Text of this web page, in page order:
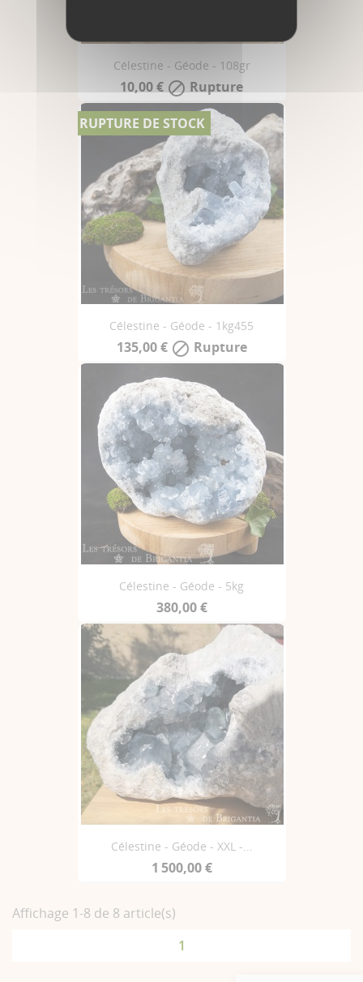
Célestine - Géode - 108gr
10,00 € Rupture
Célestine - Géode - 1kg455
135,00 €  Rupture
RUPTURE DE STOCK
Célestine - Géode - 5kg
380,00 €
Célestine - Géode - XXL -...
1 500,00 €
Affichage 1-8 de 8 article(s)
1